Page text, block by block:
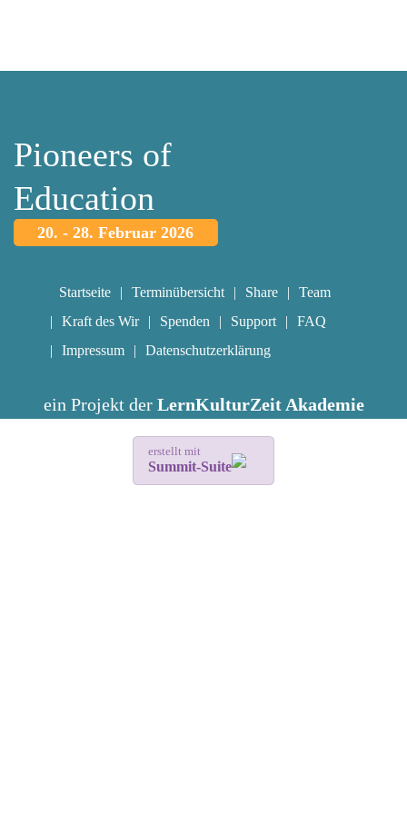
Pioneers of
Education
20. - 28. Februar 2026
Startseite Terminübersicht Share
Team
Kraft des Wir
Spenden Support
FAQ
Impressum
Datenschutzerklärung
ein Projekt der LernKulturZeit Akademie
erstellt mit
Summit-Suite